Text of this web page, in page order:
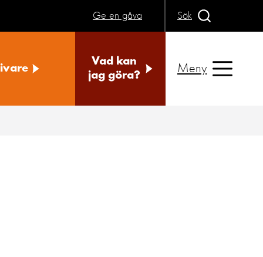
Ge en gåva Sök
Vad kan
jag göra?
Meny